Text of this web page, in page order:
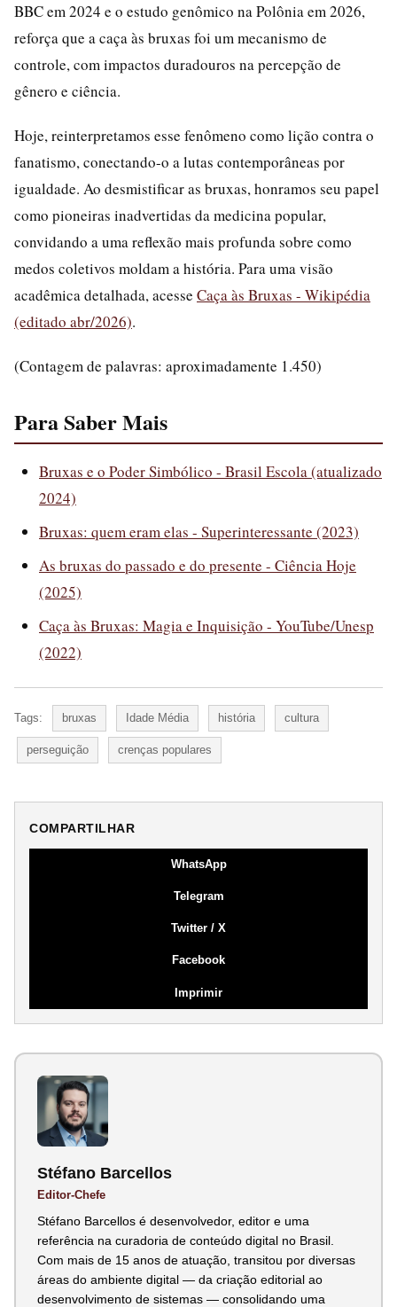
BBC em 2024 e o estudo genômico na Polônia em 2026,
reforça que a caça às bruxas foi um mecanismo de
controle, com impactos duradouros na percepção de
gênero e ciência.
Hoje, reinterpretamos esse fenômeno como lição contra o
fanatismo, conectando-o a lutas contemporâneas por
igualdade. Ao desmistificar as bruxas, honramos seu papel
como pioneiras inadvertidas da medicina popular,
convidando a uma reflexão mais profunda sobre como
medos coletivos moldam a história. Para uma visão
acadêmica detalhada, acesse Caça às Bruxas - Wikipédia
(editado abr/2026).
(Contagem de palavras: aproximadamente 1.450)
Para Saber Mais
Bruxas e o Poder Simbólico - Brasil Escola (atualizado
2024)
Bruxas: quem eram elas - Superinteressante (2023)
As bruxas do passado e do presente - Ciência Hoje
(2025)
Caça às Bruxas: Magia e Inquisição - YouTube/Unesp
(2022)
Tags: bruxas Idade Média história cultura
perseguição crenças populares
COMPARTILHAR
WhatsApp
Telegram
Twitter / X
Facebook
Imprimir
Stéfano Barcellos
Editor-Chefe
Stéfano Barcellos é desenvolvedor, editor e uma
referência na curadoria de conteúdo digital no Brasil.
Com mais de 15 anos de atuação, transitou por diversas
áreas do ambiente digital — da criação editorial ao
desenvolvimento de sistemas — consolidando uma